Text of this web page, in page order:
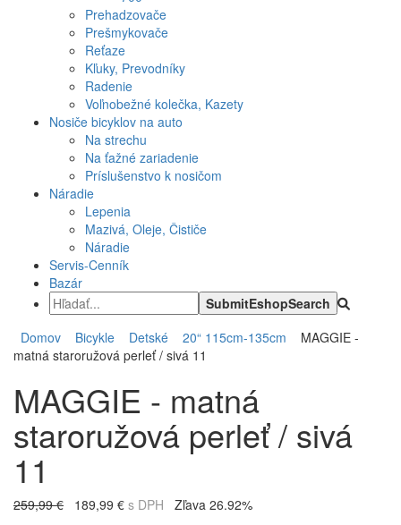
Prehadzovače
Prešmykovače
Reťaze
Kľuky, Prevodníky
Radenie
Voľnobežné kolečka, Kazety
Nosiče bicyklov na auto
Na strechu
Na ťažné zariadenie
Príslušenstvo k nosičom
Náradie
Lepenia
Mazivá, Oleje, Čističe
Náradie
Servis-Cenník
Bazár
Domov Bicykle Detské 20“ 115cm-135cm
MAGGIE -
matná staroružová perleť / sivá 11
MAGGIE - matná
staroružová perleť / sivá
11
259,99 € 189,99 € s DPH
Zľava 26.92%